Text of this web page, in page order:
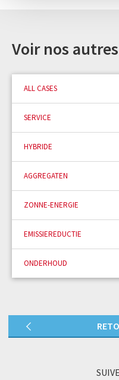
Voir nos
ALL CASES
SERVICE
HYBRIDE
AGGREGATEN
ZONNE-ENERGIE
EMISSIEREDUCTIE
ONDERHOUD